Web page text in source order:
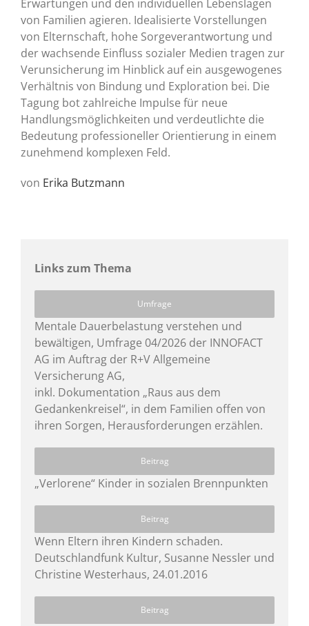
Erwartungen und den individuellen Lebenslagen
von Familien agieren. Idealisierte Vorstellungen
von Elternschaft, hohe Sorgeverantwortung und
der wachsende Einfluss sozialer Medien tragen zur
Verunsicherung im Hinblick auf ein ausgewogenes
Verhältnis von Bindung und Exploration bei. Die
Tagung bot zahlreiche Impulse für neue
Handlungsmöglichkeiten und verdeutlichte die
Bedeutung professioneller Orientierung in einem
zunehmend komplexen Feld.
von Erika Butzmann
Links zum Thema
Umfrage
Mentale Dauerbelastung verstehen und
bewältigen, Umfrage 04/2026 der INNOFACT
AG im Auftrag der R+V Allgemeine
Versicherung AG,
inkl. Dokumentation „Raus aus dem
Gedankenkreisel“, in dem Familien offen von
ihren Sorgen, Herausforderungen erzählen.
Beitrag
„Verlorene“ Kinder in sozialen Brennpunkten
Beitrag
Wenn Eltern ihren Kindern schaden.
Deutschlandfunk Kultur, Susanne Nessler und
Christine Westerhaus, 24.01.2016
Beitrag